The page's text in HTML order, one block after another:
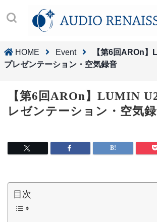
HOME Event
【第6回AROn
プレゼンテーション・空気録音
【第6回AROn】LUMIN
レゼンテーション・空気
目次